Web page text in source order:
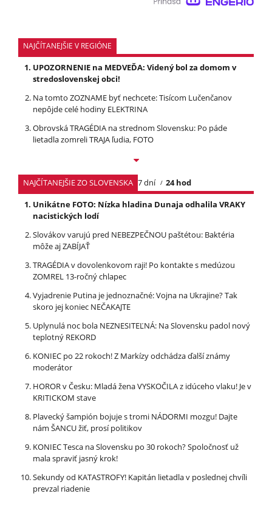
NAJČÍTANEJŠIE V REGIÓNE
UPOZORNENIE na MEDVEĎA: Videný bol za domom v
stredoslovenskej obci!
Na tomto ZOZNAME byť nechcete: Tisícom Lučenčanov
nepôjde celé hodiny ELEKTRINA
Obrovská TRAGÉDIA na strednom Slovensku: Po páde
lietadla zomreli TRAJA ľudia, FOTO
NAJČÍTANEJŠIE ZO SLOVENSKA 7 dní
24 hod
Unikátne FOTO: Nízka hladina Dunaja odhalila VRAKY
nacistických lodí
Slovákov varujú pred NEBEZPEČNOU paštétou: Baktéria
môže aj ZABÍJAŤ
TRAGÉDIA v dovolenkovom raji! Po kontakte s medúzou
ZOMREL 13-ročný chlapec
Vyjadrenie Putina je jednoznačné: Vojna na Ukrajine? Tak
skoro jej koniec NEČAKAJTE
Uplynulá noc bola NEZNESITEĽNÁ: Na Slovensku padol nový
teplotný REKORD
KONIEC po 22 rokoch! Z Markízy odchádza ďalší známy
moderátor
HOROR v Česku: Mladá žena VYSKOČILA z idúceho vlaku! Je v
KRITICKOM stave
Plavecký šampión bojuje s tromi NÁDORMI mozgu! Dajte
nám ŠANCU žiť, prosí politikov
KONIEC Tesca na Slovensku po 30 rokoch? Spoločnosť už
mala spraviť jasný krok!
Sekundy od KATASTROFY! Kapitán lietadla v poslednej chvíli
prevzal riadenie